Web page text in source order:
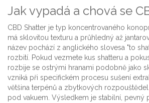
Jak vypadá a chová se
CBD Shatter je typ koncentrovaného
má sklovitou texturu a průhledný až
název pochází z anglického slovesa "to
rozbití. Pokud vezmete kus shatteru a
rozbije se ostrými hranami podobně jako
vzniká při specifickém procesu sušení
většina terpénů a zbytkových
pod vakuem. Výsledkem je stabilní, pevný